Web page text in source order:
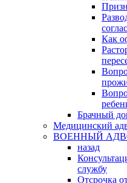
Как
Брачный
Медицинский
ВОЕННЫЙ
назад
службу
Отсрочка